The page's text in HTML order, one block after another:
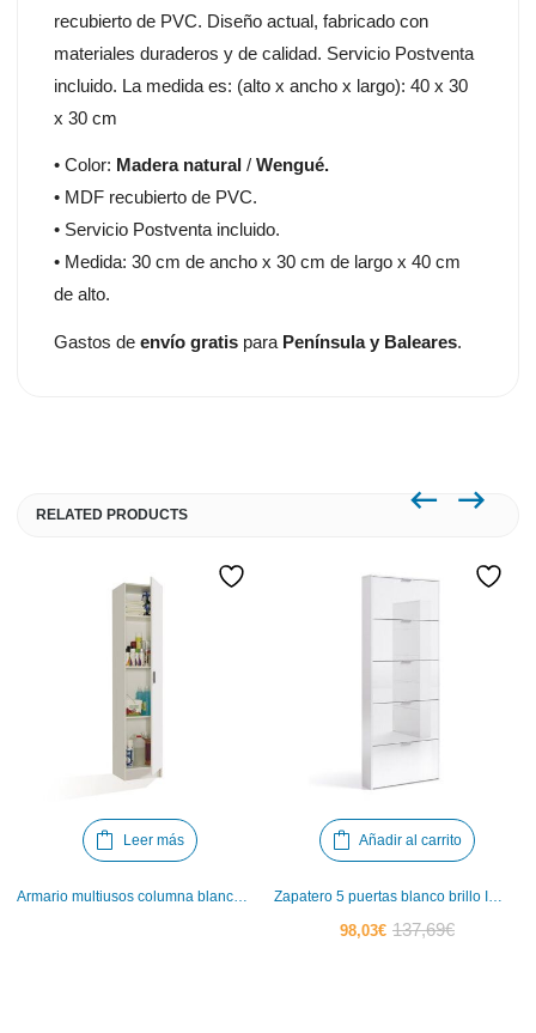
recubierto de PVC. Diseño actual, fabricado con
materiales duraderos y de calidad. Servicio Postventa
incluido. La medida es: (alto x ancho x largo): 40 x 30
x 30 cm
• Color: Madera natural /Wengué.
• MDF recubierto de PVC.
• Servicio Postventa incluido.
• Medida: 30 cm de ancho x 30 cm de largo x 40 cm
de alto.
Gastos deenvío gratis para Península y Baleares.
RELATED PRODUCTS
Leer más
Armario multiusos columna blanco Iberodepot
Añadir al carrito
Zapatero 5 puertas blanco brillo Iberodepot
98,03€El137,69€El